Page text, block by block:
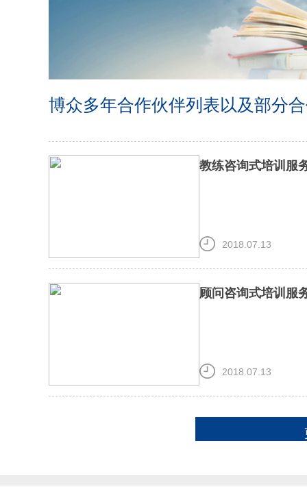
博众多年合作伙伴列表以及部分
教练咨询式培训服
2018.07.13
顾问咨询式培训服
2018.07.13